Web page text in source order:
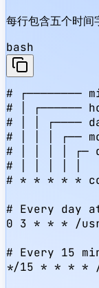
每行包含五个时间
bash
# ┌────────
# │ ┌──────
# │ │ ┌────
# │ │ │ ┌──
# │ │ │ │ ┌─
# │ │ │ │ │
# * * * * *
# Every day
0 3 * * * /
# Every 15
*/15 * * * * /